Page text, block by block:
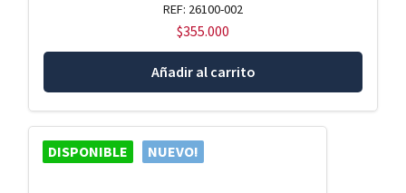
REF: 26100-002
$355.000
Añadir al carrito
DISPONIBLE NUEVO!